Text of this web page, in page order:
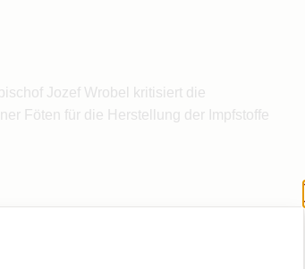
Jozef Wrobel kritisiert die
Föten für die Herstellung der Impfstoffe